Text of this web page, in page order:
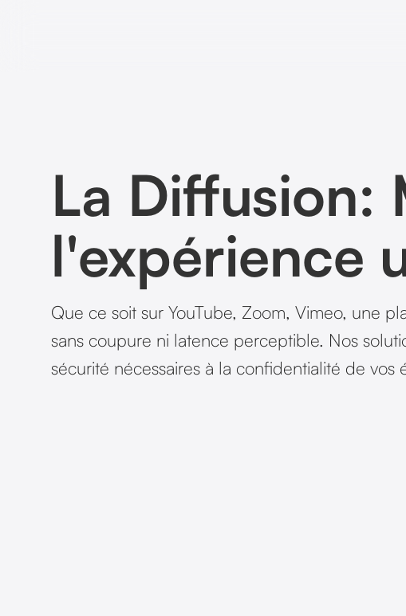
La Diffusion:
l'expérience
Que ce soit sur YouTube, Zoom, Vimeo, une
sans coupure ni latence perceptible. Nos
sécurité nécessaires à la confidentialité de vos